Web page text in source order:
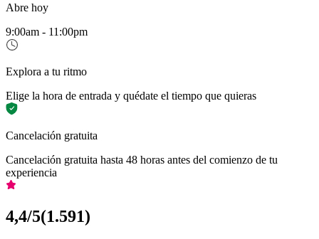
Abre hoy
9:00am - 11:00pm
Explora a tu ritmo
Elige la hora de entrada y quédate el tiempo que quieras
Cancelación gratuita
Cancelación gratuita hasta 48 horas antes del comienzo de tu
experiencia
4,4/5(1.591)